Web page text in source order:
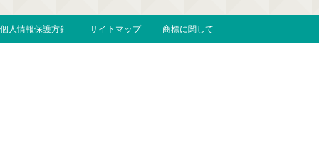
個人情報保護方針 サイトマップ 商標に関して